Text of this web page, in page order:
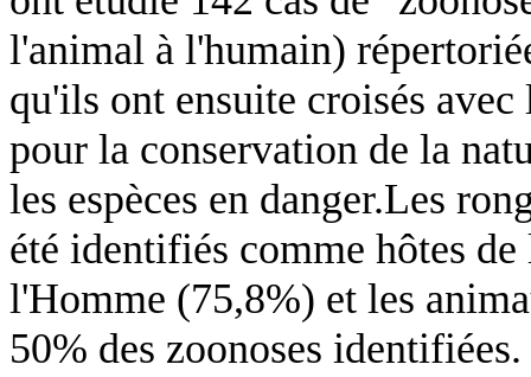
l'animal à l'humain)
qu'ils ont ensuite croisés
pour la conservation de la
les espèces en danger.Les
été identifiés comme hôtes
l'Homme (75,8%) et les
50% des zoonoses identifiées.